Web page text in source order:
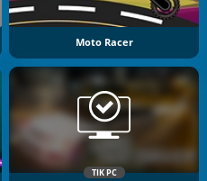
Moto Racer
TIK PC